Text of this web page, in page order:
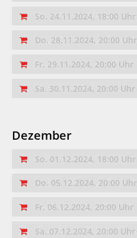
So. 24.11.2024, 18:00 Uhr
Do. 28.11.2024, 20:00 Uhr
Fr. 29.11.2024, 20:00 Uhr
Sa. 30.11.2024, 20:00 Uhr
Dezember
So. 01.12.2024, 18:00 Uhr
Do. 05.12.2024, 20:00 Uhr
Fr. 06.12.2024, 20:00 Uhr
Sa. 07.12.2024, 20:00 Uhr